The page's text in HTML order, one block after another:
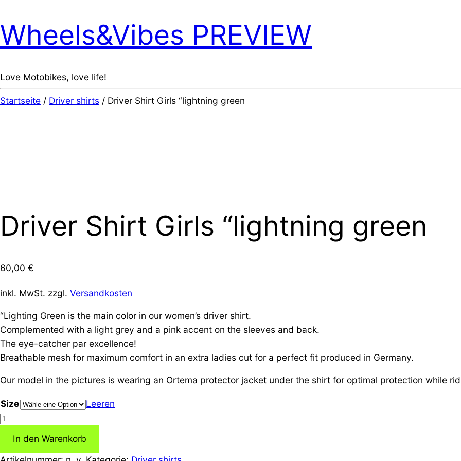
Wheels&Vibes PREVIEW
Love Motobikes, love life!
Startseite / Driver shirts / Driver Shirt Girls “lightning green
Driver Shirt Girls “lightning green
60,00 €
inkl. MwSt. zzgl. Versandkosten
“Lighting Green is the main color in our women’s driver shirt.
Complemented with a light grey and a pink accent on the sleeves and back.
The eye-catcher par excellence!
Breathable mesh for maximum comfort in an extra ladies cut for a perfect fit produced in Germany.
Our model in the pictures is wearing an Ortema protector jacket under the shirt for optimal protection while
Size
Leeren
Driver
Girls
In den Warenkorb